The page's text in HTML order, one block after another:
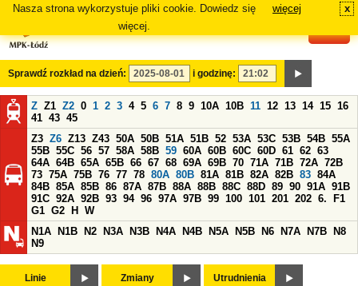
Nasza strona wykorzystuje pliki cookie. Dowiedz się
więcej.
więcej x
Sprawdź rozkład na dzień: i godzinę:
Z Z1 Z2 0 1 2 3 4 5 6 7 8 9 10A 10B 11 12 13 14 15 16
41 43 45
Z3 Z6 Z13 Z43 50A 50B 51A 51B 52 53A 53C 53B 54B 55A
55B 55C 56 57 58A 58B 59 60A 60B 60C 60D 61 62 63
64A 64B 65A 65B 66 67 68 69A 69B 70 71A 71B 72A 72B
73 75A 75B 76 77 78 80A 80B 81A 81B 82A 82B 83 84A
84B 85A 85B 86 87A 87B 88A 88B 88C 88D 89 90 91A 91B
91C 92A 92B 93 94 96 97A 97B 99 100 101 201 202 6.
F1
G1 G2 H
W
N1A
N1B N2 N3A N3B N4A N4B N5A N5B N6 N7A N7B
N8
N9
Linie Zmiany Utrudnienia